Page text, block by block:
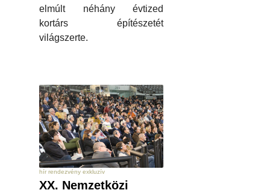
elmúlt néhány évtized
kortárs építészetét
világszerte.
hír rendezvény exkluzív
XX. Nemzetközi